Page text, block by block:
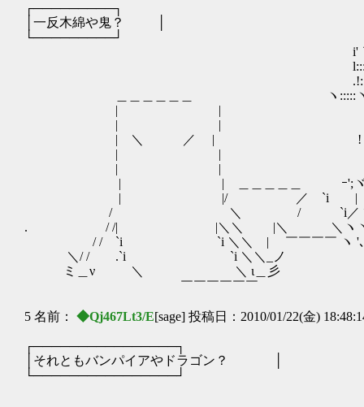
┌─────────┐
│一反木綿や鬼？ │
└─────────┘
i'｀i
l::::i,
.!::::ヽ,. -─‐ ｧ─､
＿＿＿＿＿＿ ヽ:::::ヽ, -‐' ,;; ;;,
| | l;;-';;-‐''" :: :: ｀
| | /｀!::: ::
| ＼ ／ | ! li;;;,,＿＿_ﾉヽ
| | l ( '〔 Ｏ ,〕 〔
| | i 'ヾ ￣￣:: ::
| | ＿＿＿＿＿ ｰ';ヾ､_,'(´'';; ;;'
| |/ ／ `i | /ヽ__｀'ｰ
/ ＼ / `i／ヽ ヾ､;ﾚ-ﾆ
. / /| |＼＼ |＼ ＼ヽヾ､,､
/ / `i `i ＼＼ | ￣￣￣￣ ヽ '､ﾞﾆ=
＼/ / .`i `i ＼＼_ノ ヽ､
ミ＿ν ＼ ＼ ι＿彡
￣￣￣￣￣￣
5 名前： ◆Qj467Lt3/E[sage] 投稿日：2010/01/22(金)
┌────────────────┐
│それともバンパイアやドラゴン？ │
└────────────────┘